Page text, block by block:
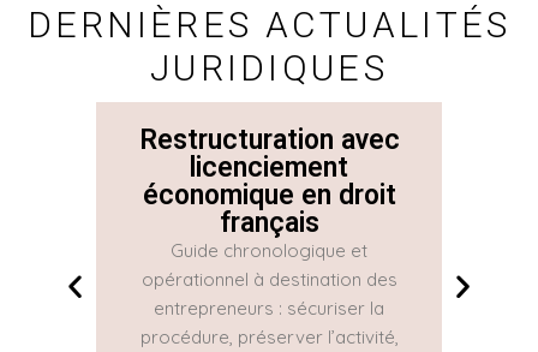
DERNIÈRES ACTUALITÉS
JURIDIQUES
Restructuration avec
licenciement
économique en droit
français
Guide chronologique et
opérationnel à destination des
entrepreneurs : sécuriser la
procédure, préserver l’activité,